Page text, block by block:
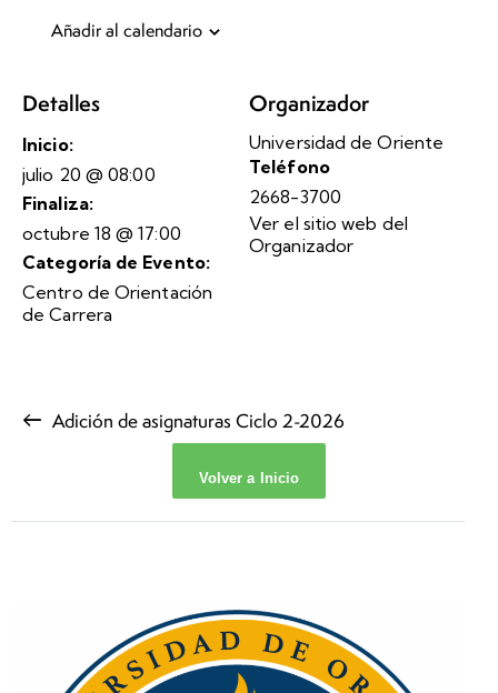
Añadir al calendario
Detalles
Inicio:
julio 20 @ 08:00
Finaliza:
octubre 18 @ 17:00
Categoría de Evento:
Centro de Orientación
de Carrera
Organizador
Universidad de Oriente
Teléfono
2668-3700
Ver el sitio web del
Organizador
Adición de asignaturas Ciclo 2-2026
Volver a Inicio